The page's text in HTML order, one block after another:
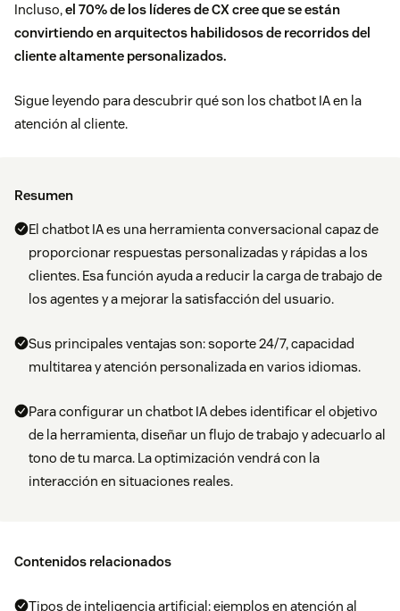
Incluso,el 70% de los líderes de CX cree que se están
convirtiendo en arquitectos habilidosos de recorridos del
cliente altamente personalizados.
Sigue leyendo para descubrir qué son los chatbot IA en la
atención al cliente.
Resumen
El chatbot IA es una herramienta conversacional capaz de
proporcionar respuestas personalizadas y rápidas a los
clientes. Esa función ayuda a reducir la carga de trabajo de
los agentes y a mejorar la satisfacción del usuario.
Sus principales ventajas son: soporte 24/7, capacidad
multitarea y atención personalizada en varios idiomas.
Para configurar un chatbot IA debes identificar el objetivo
de la herramienta, diseñar un flujo de trabajo y adecuarlo al
tono de tu marca. La optimización vendrá con la
interacción en situaciones reales.
Contenidos relacionados
Tipos de inteligencia artificial: ejemplos en atención al